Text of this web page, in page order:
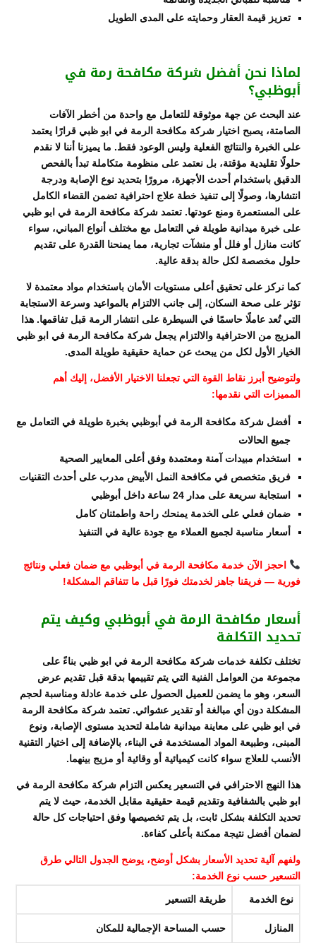
تعزيز قيمة العقار وحمايته على المدى الطويل
لماذا نحن أفضل شركة مكافحة رمة في
أبوظبي؟
عند البحث عن جهة موثوقة للتعامل مع واحدة من أخطر الآفات
الصامتة، يصبح اختيار شركة مكافحة الرمة في ابو ظبي قرارًا يعتمد
على الخبرة والنتائج الفعلية وليس الوعود فقط. ما يميزنا أننا لا نقدم
حلولًا تقليدية مؤقتة، بل نعتمد على منظومة متكاملة تبدأ بالفحص
الدقيق باستخدام أحدث الأجهزة، مرورًا بتحديد نوع الإصابة ودرجة
انتشارها، وصولًا إلى تنفيذ خطة علاج احترافية تضمن القضاء الكامل
على المستعمرة ومنع عودتها. تعتمد شركة مكافحة الرمة في ابو ظبي
على خبرة ميدانية طويلة في التعامل مع مختلف أنواع المباني، سواء
كانت منازل أو فلل أو منشآت تجارية، مما يمنحنا القدرة على تقديم
حلول مخصصة لكل حالة بدقة عالية.
كما نركز على تحقيق أعلى مستويات الأمان باستخدام مواد معتمدة لا
تؤثر على صحة السكان، إلى جانب الالتزام بالمواعيد وسرعة الاستجابة
التي تُعد عاملًا حاسمًا في السيطرة على انتشار الرمة قبل تفاقمها. هذا
المزيج من الاحترافية والالتزام يجعل شركة مكافحة الرمة في ابو ظبي
الخيار الأول لكل من يبحث عن حماية حقيقية طويلة المدى.
ولتوضيح أبرز نقاط القوة التي تجعلنا الاختيار الأفضل، إليك أهم
المميزات التي نقدمها:
أفضل شركة مكافحة الرمة في أبوظبي بخبرة طويلة في التعامل مع
جميع الحالات
استخدام مبيدات آمنة ومعتمدة وفق أعلى المعايير الصحية
فريق متخصص في مكافحة النمل الأبيض مدرب على أحدث التقنيات
استجابة سريعة على مدار 24 ساعة داخل أبوظبي
ضمان فعلي على الخدمة يمنحك راحة واطمئنان كامل
أسعار مناسبة لجميع العملاء مع جودة عالية في التنفيذ
احجز الآن خدمة مكافحة الرمة في أبوظبي مع ضمان فعلي ونتائج
فورية — فريقنا جاهز لخدمتك فورًا قبل ما تتفاقم المشكلة!
أسعار مكافحة الرمة في أبوظبي وكيف يتم
تحديد التكلفة
تختلف تكلفة خدمات شركة مكافحة الرمة في ابو ظبي بناءً على
مجموعة من العوامل الفنية التي يتم تقييمها بدقة قبل تقديم عرض
السعر، وهو ما يضمن للعميل الحصول على خدمة عادلة ومناسبة لحجم
المشكلة دون أي مبالغة أو تقدير عشوائي. تعتمد شركة مكافحة الرمة
في ابو ظبي على معاينة ميدانية شاملة لتحديد مستوى الإصابة، ونوع
المبنى، وطبيعة المواد المستخدمة في البناء، بالإضافة إلى اختيار التقنية
الأنسب للعلاج سواء كانت كيميائية أو وقائية أو مزيج بينهما.
هذا النهج الاحترافي في التسعير يعكس التزام شركة مكافحة الرمة في
ابو ظبي بالشفافية وتقديم قيمة حقيقية مقابل الخدمة، حيث لا يتم
تحديد التكلفة بشكل ثابت، بل يتم تخصيصها وفق احتياجات كل حالة
لضمان أفضل نتيجة ممكنة بأعلى كفاءة.
ولفهم آلية تحديد الأسعار بشكل أوضح، يوضح الجدول التالي طرق
التسعير حسب نوع الخدمة:
نوع الخدمة طريقة التسعير
المنازل حسب المساحة الإجمالية للمكان